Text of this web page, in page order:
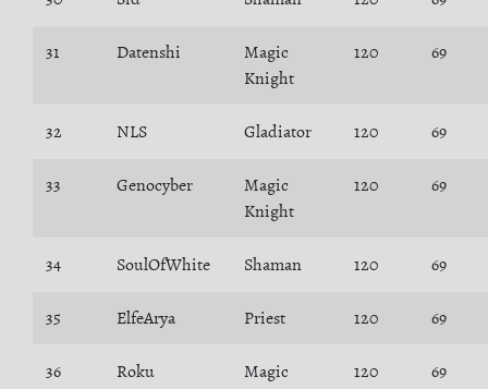
31 Datenshi
Magic
Knight
120 69
32 NLS Gladiator 120 69
33 Genocyber
Magic
Knight
120 69
34 SoulOfWhite Shaman 120 69
35 ElfeArya Priest 120 69
36 Roku
Magic
120 69